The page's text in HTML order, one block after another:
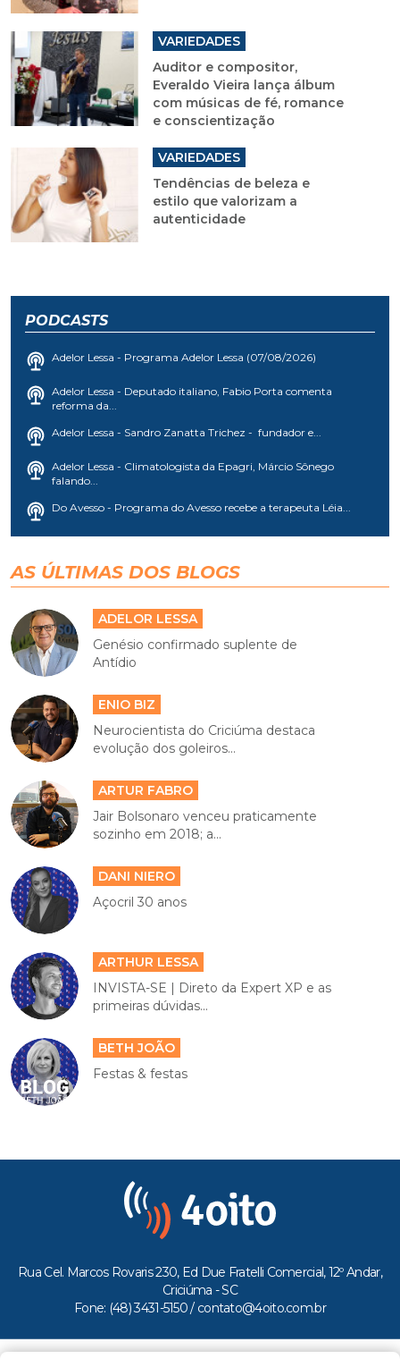
VARIEDADES
Auditor e compositor,
Everaldo Vieira lança álbum
com músicas de fé, romance
e conscientização
VARIEDADES
Tendências de beleza e
estilo que valorizam a
autenticidade
PODCASTS
Adelor Lessa - Programa Adelor Lessa (07/08/2026)
Adelor Lessa - Deputado italiano, Fabio Porta comenta
reforma da...
Adelor Lessa - Sandro Zanatta Trichez - fundador e...
Adelor Lessa - Climatologista da Epagri, Márcio Sônego
falando...
Do Avesso - Programa do Avesso recebe a terapeuta Léia...
AS ÚLTIMAS DOS BLOGS
ADELOR LESSA
Genésio confirmado suplente de
Antídio
ENIO BIZ
Neurocientista do Criciúma destaca
evolução dos goleiros...
ARTUR FABRO
Jair Bolsonaro venceu praticamente
sozinho em 2018; a...
DANI NIERO
Açocril 30 anos
ARTHUR LESSA
INVISTA-SE | Direto da Expert XP e as
primeiras dúvidas...
BETH JOÃO
Festas & festas
Rua Cel. Marcos Rovaris 230, Ed Due Fratelli Comercial, 12º Andar,
Criciúma - SC
Fone: (48) 3431-5150 / contato@4oito.com.br